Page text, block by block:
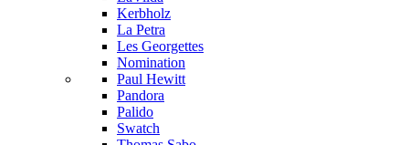
Kerbholz
La Petra
Les Georgettes
Nomination
Paul Hewitt
Pandora
Palido
Swatch